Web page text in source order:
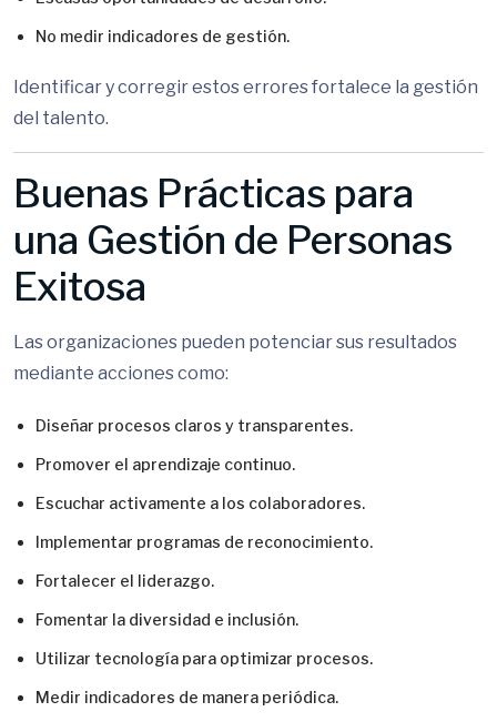
No medir indicadores de gestión.
Identificar y corregir estos errores fortalece la gestión
del talento.
Buenas Prácticas para
una Gestión de Personas
Exitosa
Las organizaciones pueden potenciar sus resultados
mediante acciones como:
Diseñar procesos claros y transparentes.
Promover el aprendizaje continuo.
Escuchar activamente a los colaboradores.
Implementar programas de reconocimiento.
Fortalecer el liderazgo.
Fomentar la diversidad e inclusión.
Utilizar tecnología para optimizar procesos.
Medir indicadores de manera periódica.